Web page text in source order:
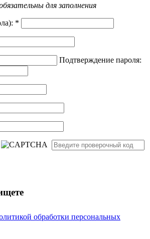
для заполнения
*
Подтверждение пароля:
обработки персональных